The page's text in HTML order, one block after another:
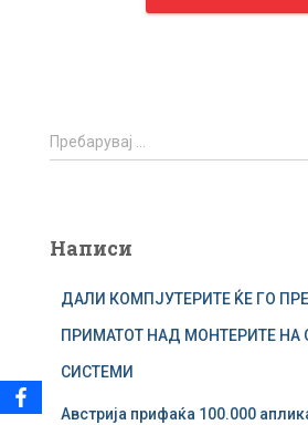
П
р
р
Пребарувај …
Написи
ДАЛИ КОМПЈУТЕРИТЕ ЌЕ ГО
ПРИМАТОТ НАД МОНТЕРИТЕ НА
СИСТЕМИ
Австрија прифаќа 100.000